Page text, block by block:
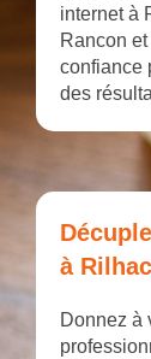
internet à
Rancon
confiance
des
à
Donnez à